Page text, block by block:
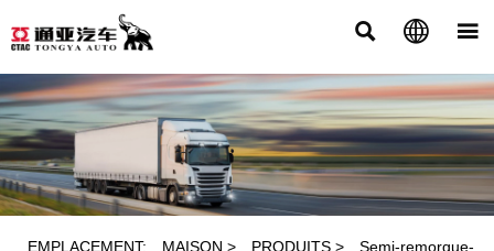
  
PRODUITS
EMPLACEMENT: MAISON > PRODUITS >
Semi-remorque-